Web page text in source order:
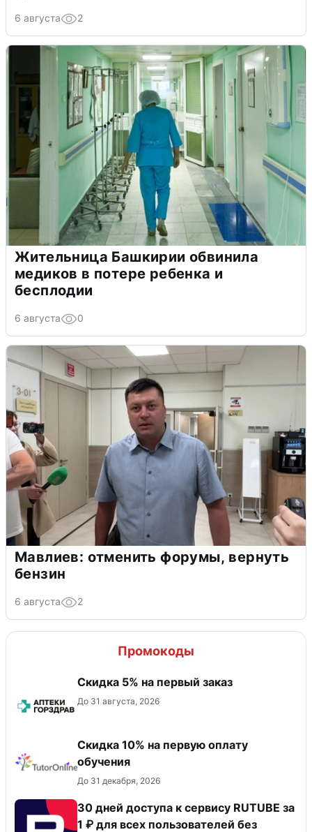
6 августа 2
Жительница Башкирии обвинила
медиков в потере ребенка и
бесплодии
6 августа 0
Мавлиев: отменить форумы, вернуть
бензин
6 августа 2
Промокоды
Скидка 5% на первый заказ
До 31 августа, 2026
Скидка 10% на первую оплату
обучения
До 31 декабря, 2026
30 дней доступа к сервису RUTUBE за
1 ₽ для всех пользователей без